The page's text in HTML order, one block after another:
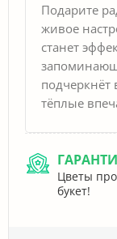
Подарите
живое
станет
подчеркнёт
тёплые
Цветы
букет!